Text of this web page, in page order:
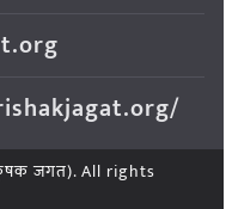
जगत). All rights